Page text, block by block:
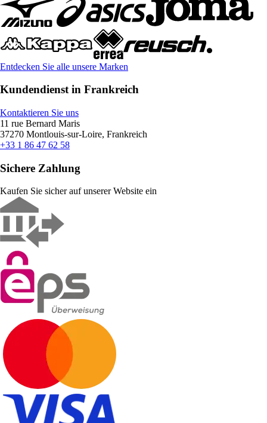
Entdecken Sie alle unsere Marken
Kundendienst in Frankreich
Kontaktieren Sie uns
11 rue Bernard Maris
37270 Montlouis-sur-Loire, Frankreich
+33 1 86 47 62 58
Sichere Zahlung
Kaufen Sie sicher auf unserer Website ein